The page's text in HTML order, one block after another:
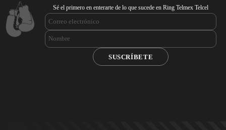
Sé el primero en enterarte de lo que sucede en Ring Telmex Telcel